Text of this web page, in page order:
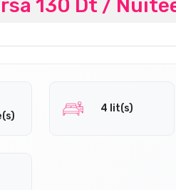
130 Dt /
4 lit(s)